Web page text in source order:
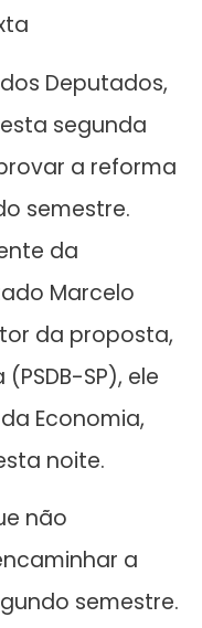
Deputados,
segunda
a reforma
semestre.
da
Marcelo
da proposta,
SP), ele
Economia,
noite.
não
a
semestre.